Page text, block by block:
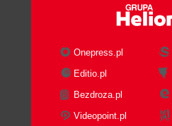
Onepress.pl
Editio.pl
Bezdroza.pl
Videopoint.pl